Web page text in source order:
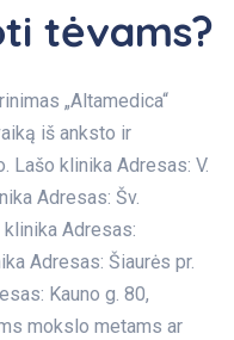
tėvams?
„Altamedica“
iš anksto ir
klinika Adresas: V.
Adresas: Šv.
Adresas:
Adresas: Šiaurės pr.
Kauno g. 80,
mokslo metams ar